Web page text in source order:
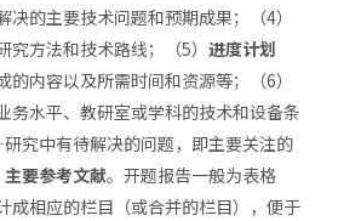
的主要技术问题和预期成果；（4）
方法和技术路线；（5） 进度计划
内容以及所需时间和资源等；（6）
水平、教研室或学科的技术和设备条
究中有待解决的问题，即主要关注的
主要参考文献。开题报告一般为表格
成相应的栏目（或合并的栏目），便于